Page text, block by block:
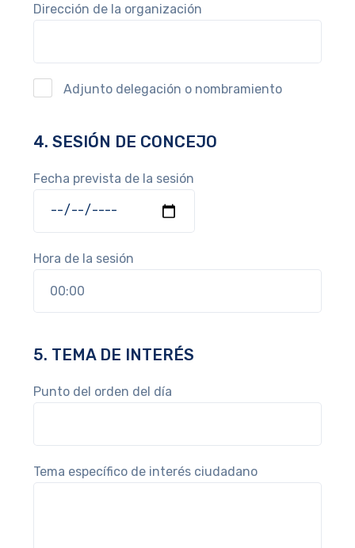
Dirección de la organización
Adjunto delegación o nombramiento
4. SESIÓN DE CONCEJO
Fecha prevista de la sesión
Hora de la sesión
5. TEMA DE INTERÉS
Punto del orden del día
Tema específico de interés ciudadano